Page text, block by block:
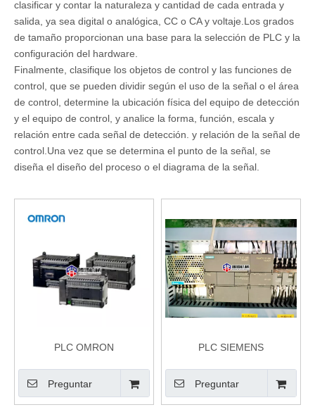
clasificar y contar la naturaleza y cantidad de cada entrada y
salida, ya sea digital o analógica, CC o CA y voltaje.Los grados
de tamaño proporcionan una base para la selección de PLC y la
configuración del hardware.
Finalmente, clasifique los objetos de control y las funciones de
control, que se pueden dividir según el uso de la señal o el área
de control, determine la ubicación física del equipo de detección
y el equipo de control, y analice la forma, función, escala y
relación entre cada señal de detección. y relación de la señal de
control.Una vez que se determina el punto de la señal, se
diseña el diseño del proceso o el diagrama de la señal.
PLC OMRON
Preguntar
PLC SIEMENS
Preguntar